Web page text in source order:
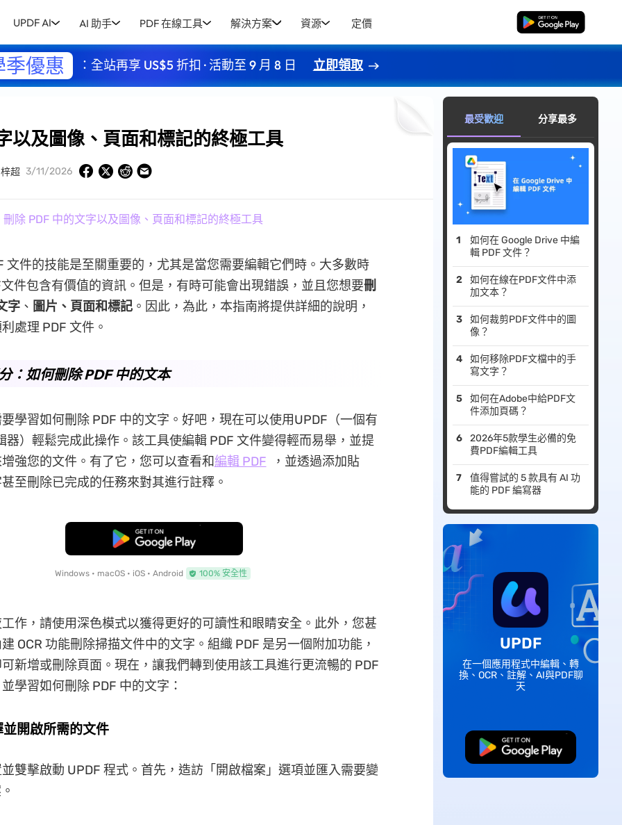
UPDF AI AI 助手 PDF 在線工具 解決方案 資源 定價 免費下載
季優惠 ：全站再享 US$5 折扣 · 活動至 9 月 8 日 立即領取
以及圖像、頁面和標記的終極工具
超 3/11/2026
除 PDF 中的文字以及圖像、頁面和標記的終極工具
文件的技能是至關重要的，尤其是當您需要編輯它們時。大多數時
件包含有價值的資訊。但是，有時可能會出現錯誤，並且您想要刪
字、 圖片、頁面和標記。因此，為此，本指南將提供詳細的說明，
處理 PDF 文件。
：如何刪除 PDF 中的文本
學習如何刪除 PDF 中的文字。好吧，現在可以使用UPDF（一個有
器）輕鬆完成此操作。該工具使編輯 PDF 文件變得輕而易舉，並提
強您的文件。有了它，您可以查看和編輯 PDF ，並透過添加貼
至刪除已完成的任務來對其進行註釋。
免費下載
Windows • macOS • iOS • Android 100% 安全性
作，請使用深色模式以獲得更好的可讀性和眼睛安全。此外，您甚
OCR 功能刪除掃描文件中的文字。組織 PDF 是另一個附加功能，
新增或刪除頁面。現在，讓我們轉到使用該工具進行更流暢的 PDF
學習如何刪除 PDF 中的文字：
並開啟所需的文件
雙擊啟動 UPDF 程式。首先，造訪「開啟檔案」選項並匯入需要變
最受歡迎 分享最多
如何在 Google Drive 中編
輯 PDF 文件？
如何在線在PDF文件中添
加文本？
如何裁剪PDF文件中的圖
像？
如何移除PDF文檔中的手
寫文字？
如何在Adobe中給PDF文
件添加頁碼？
2026年5款學生必備的免
費PDF編輯工具
值得嘗試的 5 款具有 AI 功
能的 PDF 編寫器
UPDF
在一個應用程式中編輯、轉
換、OCR、註解、AI與PDF聊
天
免費下載